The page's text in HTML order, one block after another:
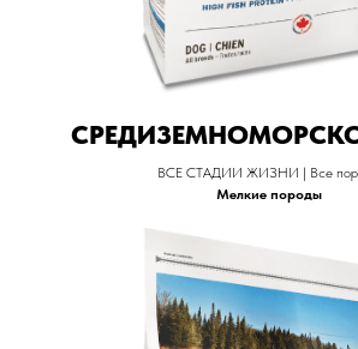
ВСЕ СТАДИИ ЖИЗНИ | Все
Мелкие породы